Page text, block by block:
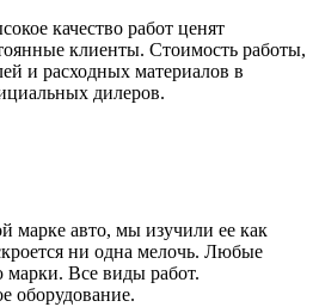
качество работ ценят
клиенты. Стоимость работы,
и расходных материалов в
дилеров.
марке авто, мы изучили ее как
ни одна мелочь. Любые
Все виды работ.
оборудование.